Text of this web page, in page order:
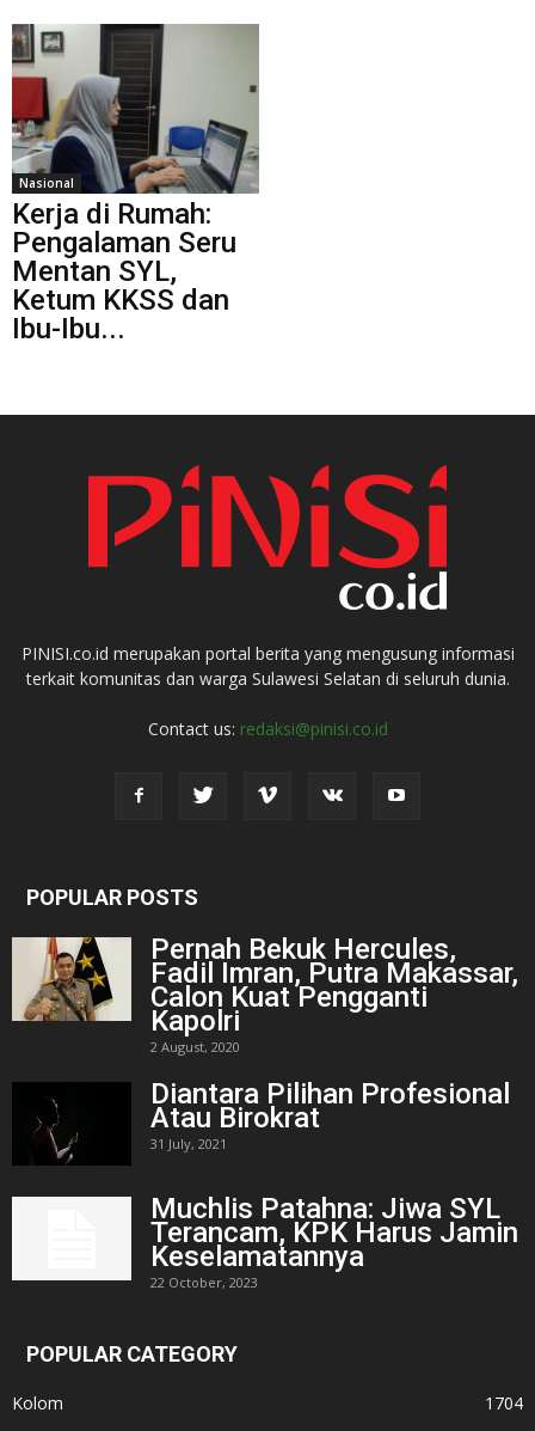
Nasional
Kerja di Rumah:
Pengalaman Seru
Mentan SYL,
Ketum KKSS dan
Ibu-Ibu...
PINISI.co.id merupakan portal berita yang mengusung informasi
terkait komunitas dan warga Sulawesi Selatan di seluruh dunia.
Contact us: redaksi@pinisi.co.id
POPULAR POSTS
Pernah Bekuk Hercules,
Fadil Imran, Putra Makassar,
Calon Kuat Pengganti
Kapolri
2 August, 2020
Diantara Pilihan Profesional
Atau Birokrat
31 July, 2021
Muchlis Patahna: Jiwa SYL
Terancam, KPK Harus Jamin
Keselamatannya
22 October, 2023
POPULAR CATEGORY
Kolom
1704